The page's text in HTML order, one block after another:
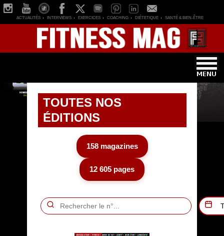
ACTUALITÉS INTERVIEWS EXERCICES COACHING DIÉTETIQUE SANTÉ & BIEN-ÊTRE
TOUTES NOS
ÉDITIONS
158 magazines
12 605 pages